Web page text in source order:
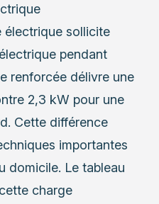
électrique sollicite
pendant
renforcée délivre une
2,3 kW pour une
Cette différence
importantes
domicile. Le tableau
charge